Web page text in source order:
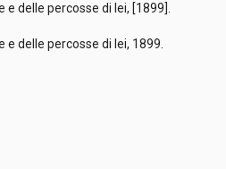
e delle percosse di lei, [1899].
e delle percosse di lei, 1899.